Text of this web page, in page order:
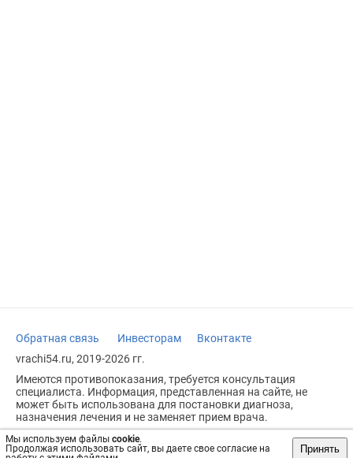
Мы используем файлы cookie.
Продолжая использовать сайт, вы даете свое согласие на
Принять
Обратная связь Инвесторам
Вконтакте
vrachi54.ru, 2019-2026 гг.
Имеются противопоказания, требуется консультация
специалиста. Информация, представленная на сайте, не
может быть использована для постановки диагноза,
назначения лечения и не заменяет прием врача.
Возрастное ограничение: 18+